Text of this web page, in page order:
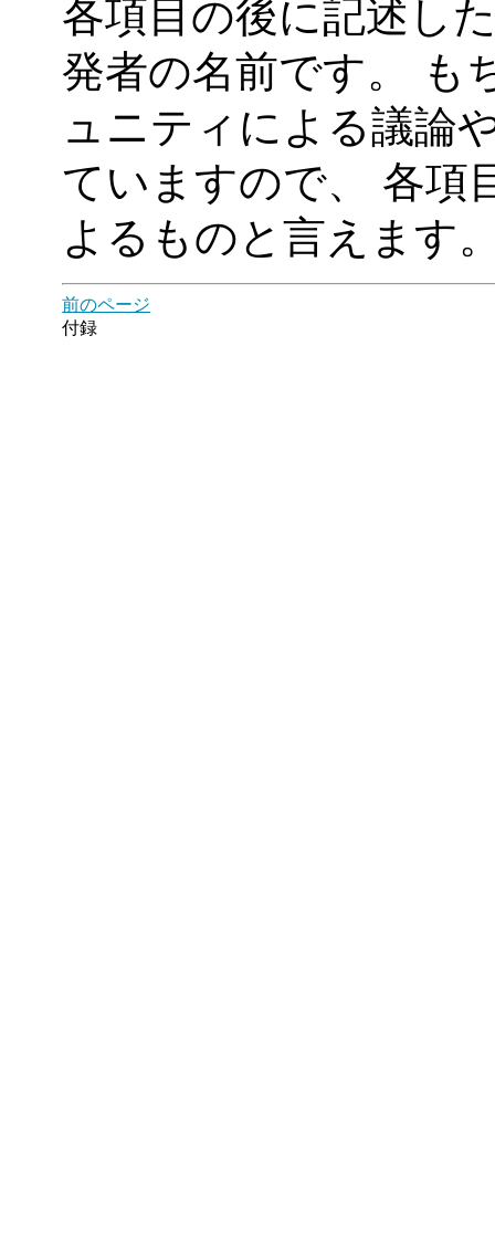
各項目の後に記述し
発者の名前です。 も
ュニティによる議論
ていますので、 各項
よるものと言えます
前のページ
付録